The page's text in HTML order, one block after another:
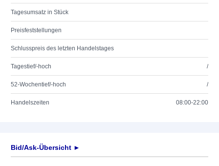
Tagesumsatz in Stück
Preisfeststellungen
Schlusspreis des letzten Handelstages
Tagestief/-hoch /
52-Wochentief/-hoch /
Handelszeiten 08:00-22:00
Bid/Ask-Übersicht ►